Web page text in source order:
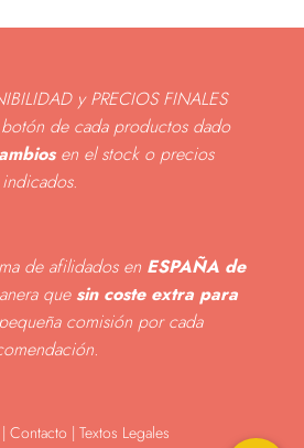
y PRECIOS FINALES
de cada productos dado
en el stock o precios
indicados.
de afilidados en ESPAÑA de
que sin coste extra para
comisión por cada
| Contacto | Textos Legales